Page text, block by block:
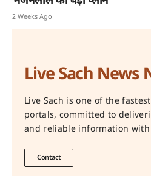
2 Weeks Ago
Live Sach News
Live Sach is one of the
portals, committed to
and reliable information with
Contact